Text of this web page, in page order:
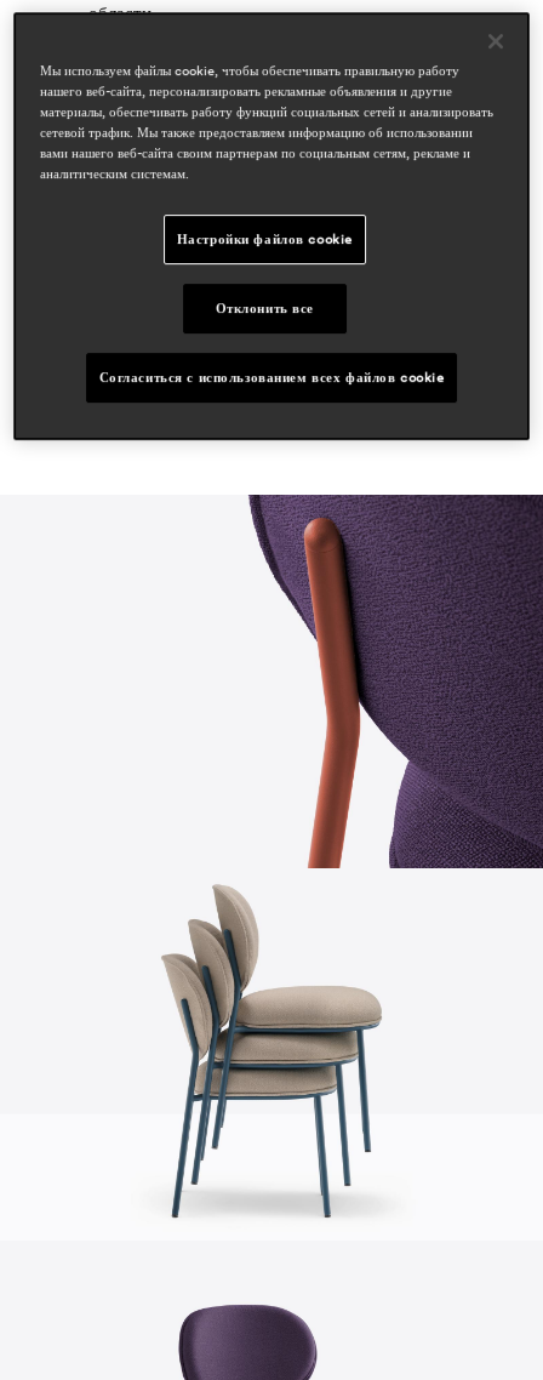
области
workspace & corporate
residential
статьи в прессе
suite
proyecto contract
apr 2026, spain
distrito hotel
Мы используем файлы cookie, чтобы обеспечивать правильную работу
нашего веб-сайта, персонализировать рекламные объявления и другие
материалы, обеспечивать работу функций социальных сетей и анализировать
сетевой трафик. Мы также предоставляем информацию об использовании
вами нашего веб-сайта своим партнерам по социальным сетям, рекламе и
аналитическим системам.
Настройки файлов cookie
Отклонить все
Согласиться с использованием всех файлов cookie